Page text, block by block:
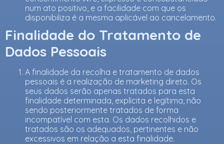
num ato positivo, e a facilidade com que os
disponibiliza é a mesma aplicável ao cancelamento.
Finalidade do Tratamento de
Dados Pessoais
A finalidade da recolha e tratamento de dados
pessoais é a realização de marketing direto. Os
seus dados serão apenas tratados para esta
finalidade determinada, explícita e legítima, não
sendo posteriormente tratados de forma
incompatível com esta. Os dados recolhidos e
tratados são os adequados, pertinentes e não
excessivos em relação a esta finalidade.